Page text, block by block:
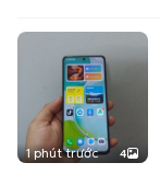
1 phút trước 4